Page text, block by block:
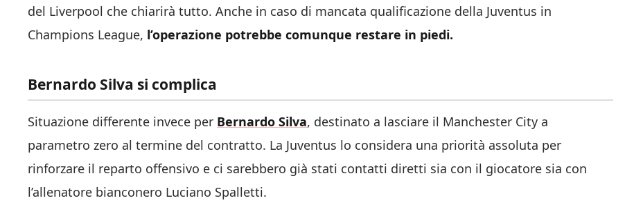
del Liverpool che chiarirà tutto. Anche in caso di mancata qualificazione della Juventus in
Champions League, l’operazione potrebbe comunque restare in piedi.
Bernardo Silva si complica
Situazione differente invece per Bernardo Silva, destinato a lasciare il Manchester City a
parametro zero al termine del contratto. La Juventus lo considera una priorità assoluta per
rinforzare il reparto offensivo e ci sarebbero già stati contatti diretti sia con il giocatore sia con
l’allenatore bianconero Luciano Spalletti.